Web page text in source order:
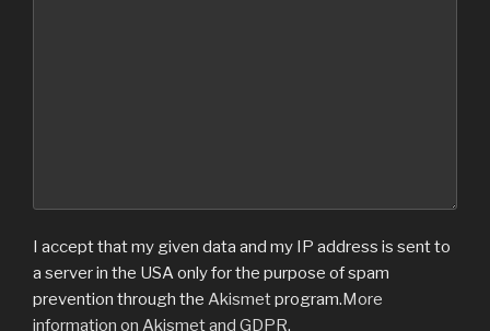
I accept that my given data and my IP address is sent to
a server in the USA only for the purpose of spam
prevention through the Akismetprogram.More
information on Akismet and GDPR.